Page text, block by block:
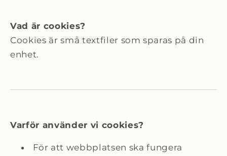
Vad är cookies?
Cookies är små textfiler som sparas på din
enhet.
Varför använder vi cookies?
För att webbplatsen ska fungera